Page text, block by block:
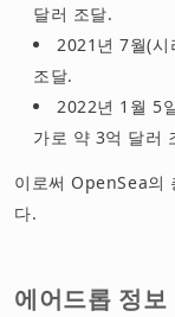
달러 조달.
2021년 7월(시
조달.
2022년 1월 5
가로 약 3억 달러
이로써 OpenSea의
다.
에어드롭 정보